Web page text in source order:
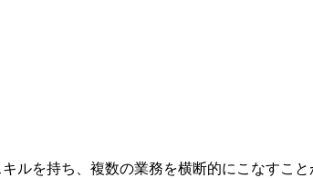
ルを持ち、複数の業務を横断的にこなすこ